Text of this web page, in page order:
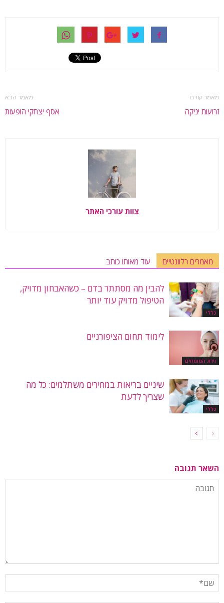
מאמר קודם
זרועות יניקה
מאמר הבא
אסף יצחקי הופעות
צוות עורכי האתר
מאמרים רלוונטיים עוד מאותו כותב
כללי
להבין מה מסתתר בדם – כשהאבחון מדויק,
הטיפול מדויק עוד יותר
זירת המומחים
לימוד תחום הציפורניים
כללי
שיניים בריאות במחירים משתלמים: כל מה
שצריך לדעת
השאר תגובה